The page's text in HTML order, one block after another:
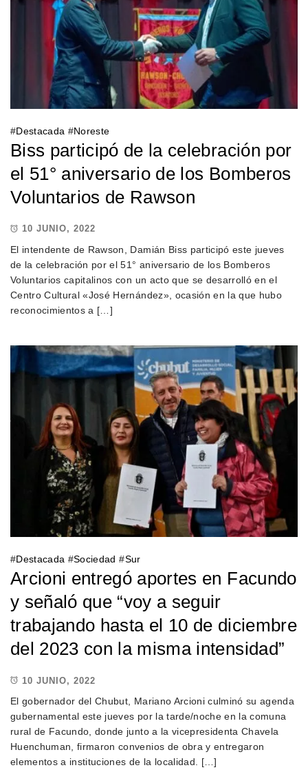
#Destacada #Noreste
Biss participó de la celebración por
el 51° aniversario de los Bomberos
Voluntarios de Rawson
10 JUNIO, 2022
El intendente de Rawson, Damián Biss participó este jueves
de la celebración por el 51° aniversario de los Bomberos
Voluntarios capitalinos con un acto que se desarrolló en el
Centro Cultural «José Hernández», ocasión en la que hubo
reconocimientos a […]
#Destacada #Sociedad #Sur
Arcioni entregó aportes en Facundo
y señaló que “voy a seguir
trabajando hasta el 10 de diciembre
del 2023 con la misma intensidad”
10 JUNIO, 2022
El gobernador del Chubut, Mariano Arcioni culminó su agenda
gubernamental este jueves por la tarde/noche en la comuna
rural de Facundo, donde junto a la vicepresidenta Chavela
Huenchuman, firmaron convenios de obra y entregaron
elementos a instituciones de la localidad. […]